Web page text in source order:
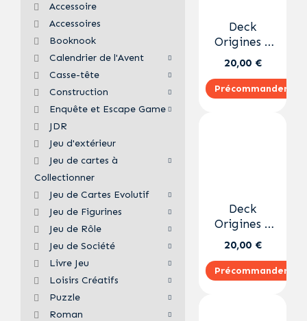
Accessoire
Accessoires
Booknook
Calendrier de l'Avent
Casse-tête
Construction
Enquête et Escape Game
JDR
Jeu d'extérieur
Jeu de cartes à
Collectionner
Jeu de Cartes Evolutif
Jeu de Figurines
Jeu de Rôle
Jeu de Société
Livre Jeu
Loisirs Créatifs
Puzzle
Roman
Deck
Origines –
Jinx FR
20,00 €
Précommander
Deck
Origines –
Viktor FR
20,00 €
Précommander